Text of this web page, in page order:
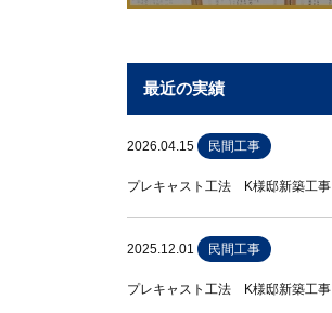
最近の実績
2026.04.15 民間工事
プレキャスト工法 K様邸新築工事
2025.12.01 民間工事
プレキャスト工法 K様邸新築工事